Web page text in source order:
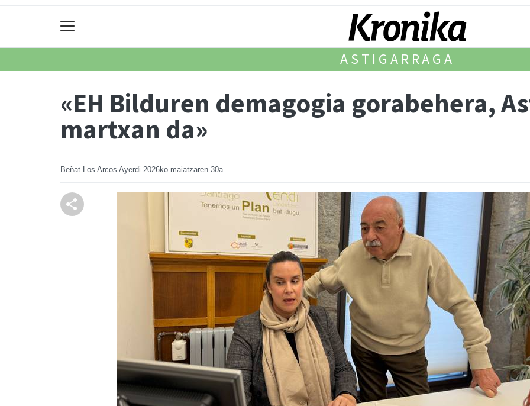
ASTIGARRAGA
«EH Bilduren demagogia gorabehera,
martxan da»
Beñat Los Arcos Ayerdi 2026ko maiatzaren 30a